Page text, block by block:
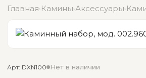
Главная› Камины›Аксессуары›
Арт: DXN100 Нет в наличии